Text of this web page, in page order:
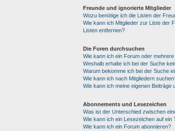
Freunde und ignorierte Mitglieder
Wozu benötige ich die Listen der
Wie kann ich Mitglieder zur Liste der
Listen entfernen?
Die Foren durchsuchen
Wie kann ich ein Forum oder
Weshalb erhalte ich bei der Suche
Warum bekomme ich bei der Suche
Wie kann ich nach Mitgliedern
Wie kann ich meine eigenen Beiträge
Abonnements und Lesezeichen
Was ist der Unterschied zwischen
Wie kann ich ein Lesezeichen auf
Wie kann ich ein Forum abonnieren?